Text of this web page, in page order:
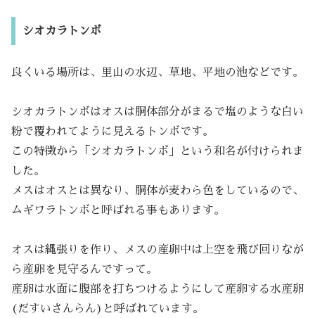
シオカラトンボ
良くいる場所は、里山の水辺、草地、平地の池などです。
シオカラトンボはオスは胴体部分がまるで塩のような白い
粉で覆われてように見えるトンボです。
この特徴から「シオカラトンボ」という和名が付けられま
した。
メスはオスとは異なり、胴体が麦わら色をしているので、
ムギワラトンボと呼ばれる事もあります。
オスは縄張りを作り、メスの産卵中は上空を飛び回りなが
ら産卵を見守るんですって。
産卵は水面に腹部を打ちつけるようにして産卵する水産卵
(だすいさんらん)と呼ばれています。